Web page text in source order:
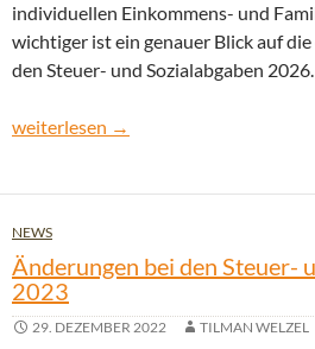
individuellen Einkommens- und
wichtiger ist ein genauer Blick auf
den Steuer- und Sozialabgaben 2026.
Änderungen bei den Steuer- und
weiterlesen →
NEWS
Änderungen bei den Steuer-
2023
29. DEZEMBER 2022 TILMAN WELZEL